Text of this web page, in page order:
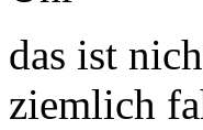
das ist
ziemlich